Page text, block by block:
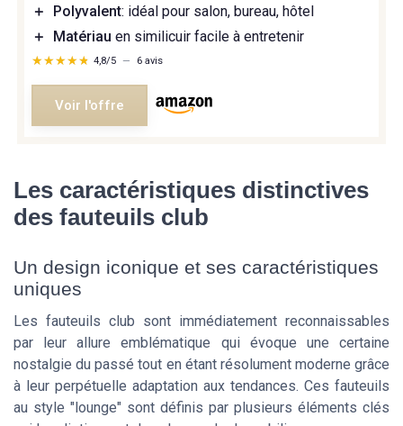
＋
Polyvalent: idéal pour salon, bureau, hôtel
＋
Matériau en similicuir facile à entretenir
★★★★★
★★★★★ 4,8/5 — 6 avis
Voir l'offre
Les caractéristiques distinctives
des fauteuils club
Un design iconique et ses caractéristiques
uniques
Les fauteuils club sont immédiatement reconnaissables
par leur allure emblématique qui évoque une certaine
nostalgie du passé tout en étant résolument moderne grâce
à leur perpétuelle adaptation aux tendances. Ces fauteuils
au style "lounge" sont définis par plusieurs éléments clés